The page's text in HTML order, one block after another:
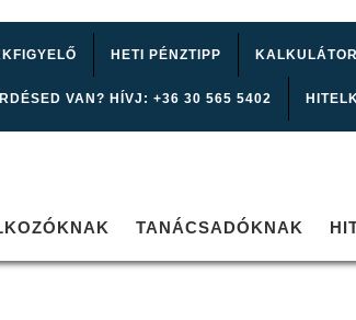
HETI PÉNZTIPP
VAN? HÍVJ: +36 30 565 5402
TANÁCSADÓKNAK